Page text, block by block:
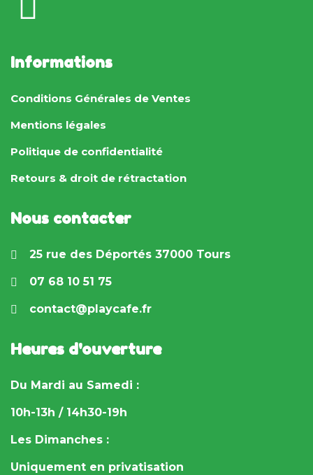
Informations
Conditions Générales de Ventes
Mentions légales
Politique de confidentialité
Retours & droit de rétractation
Nous contacter
25 rue des Déportés 37000 Tours
07 68 10 51 75
contact@playcafe.fr
Heures d'ouverture
Du Mardi au Samedi :
10h-13h / 14h30-19h
Les Dimanches :
Uniquement en privatisation